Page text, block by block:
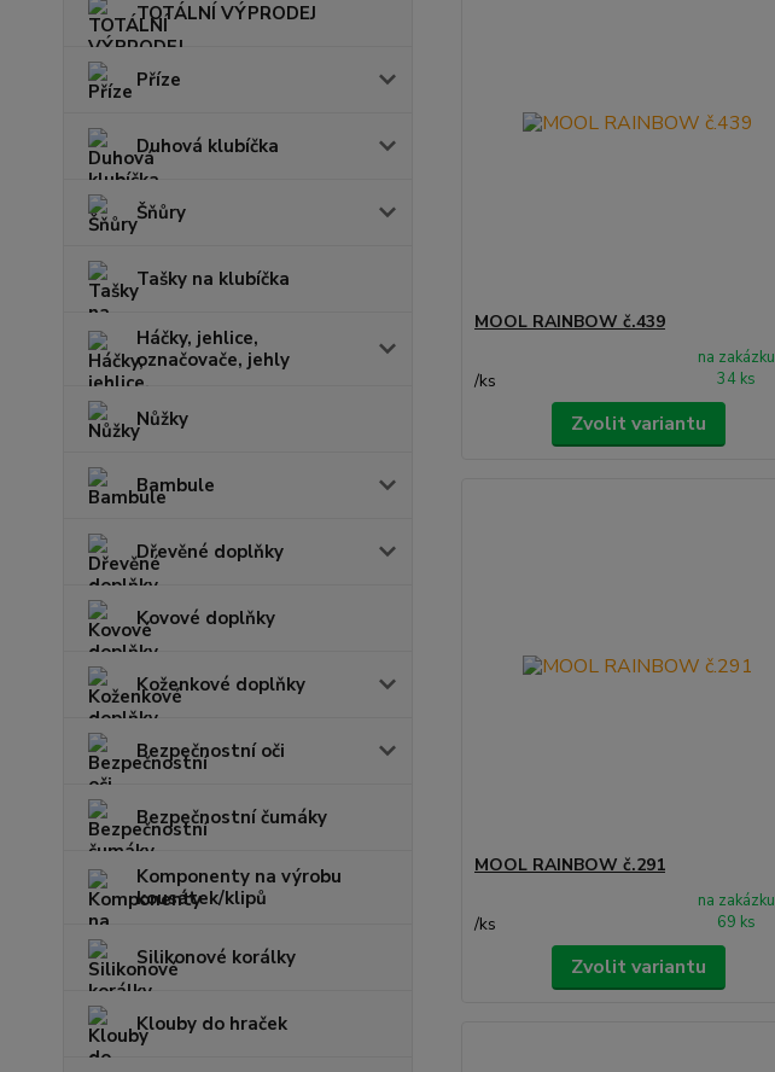
TOTÁLNÍ VÝPRODEJ
Příze
Duhová klubíčka
Šňůry
Tašky na klubíčka
Háčky, jehlice,
označovače, jehly
Nůžky
Bambule
Dřevěné doplňky
Kovové doplňky
Koženkové doplňky
Bezpečnostní oči
Bezpečnostní čumáky
Komponenty na výrobu
kousátek/klipů
Silikonové korálky
Klouby do hraček
MOOL RAINBOW č.439
/ks
na zakázku
34 ks
Zvolit variantu
MOOL RAINBOW č.291
/ks
na zakázku
69 ks
Zvolit variantu